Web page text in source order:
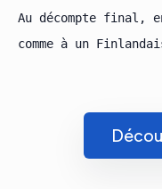
Au décompte final,